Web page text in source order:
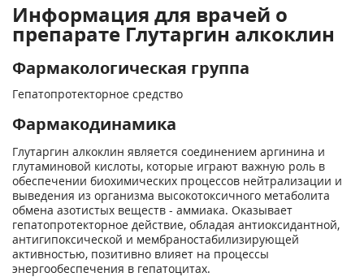
Информация для врачей о
препарате Глутаргин алкоклин
Фармакологическая группа
Гепатопротекторное средство
Фармакодинамика
Глутаргин алкоклин является соединением аргинина и
глутаминовой кислоты, которые играют важную роль в
обеспечении биохимических процессов нейтрализации и
выведения из организма высокотоксичного метаболита
обмена азотистых веществ - аммиака. Оказывает
гепатопротекторное действие, обладая антиоксидантной,
антигипоксической и мембраностабилизирующей
активностью, позитивно влияет на процессы
энергообеспечения в гепатоцитах.